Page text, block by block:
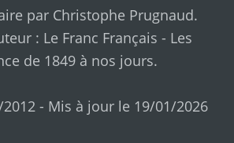
par Christophe Prugnaud.
: Le Franc Français - Les
de 1849 à nos jours.
- Mis à jour le 19/01/2026